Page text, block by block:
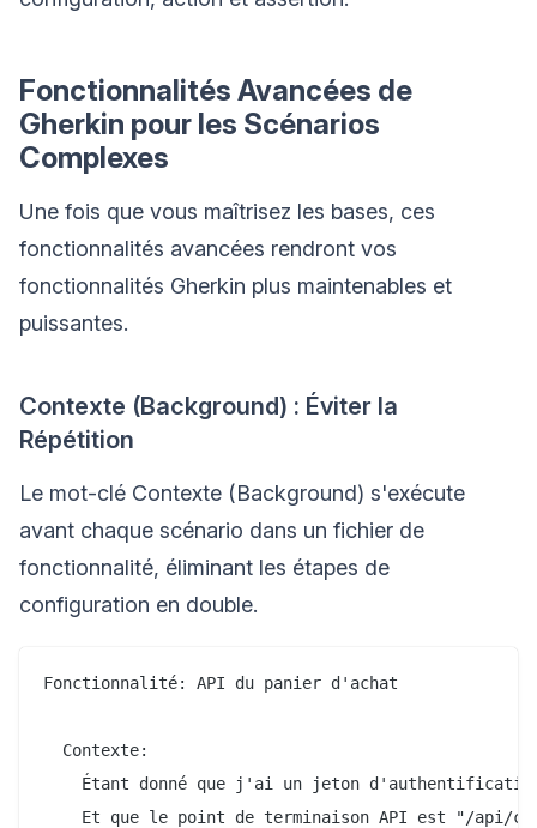
Fonctionnalités Avancées de
Gherkin pour les Scénarios
Complexes
Une fois que vous maîtrisez les bases, ces
fonctionnalités avancées rendront vos
fonctionnalités Gherkin plus maintenables et
puissantes.
Contexte (Background) : Éviter la
Répétition
Le mot-clé Contexte (Background) s'exécute
avant chaque scénario dans un fichier de
fonctionnalité, éliminant les étapes de
configuration en double.
Fonctionnalité: API du panier d'achat
  Contexte:
Étant donné que j'ai un jeton
Et que le point de terminaison API est "/api/